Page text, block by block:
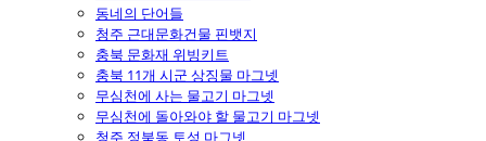
동네의 단어들
청주 근대문화건물 핀뱃지
충북 문화재 위빙키트
충북 11개 시군 상징물 마그넷
무심천에 사는 물고기 마그넷
무심천에 돌아와야 할 물고기 마그넷
청주 정북동 토성 마그넷